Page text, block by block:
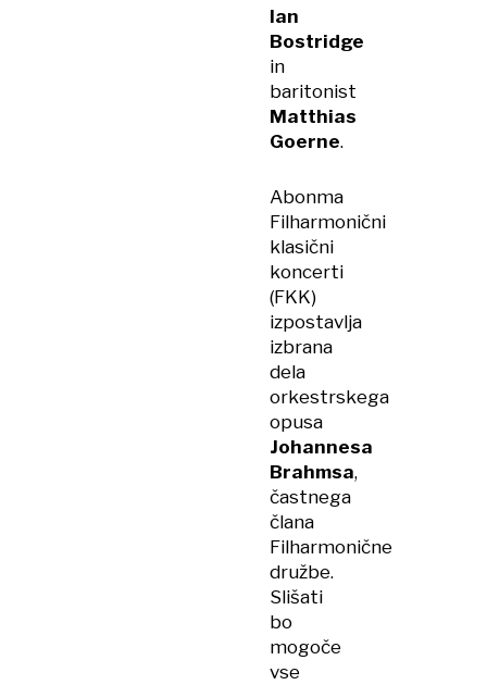
Ian
Bostridge
in
baritonist
Matthias
Goerne.
Abonma
Filharmonični
klasični
koncerti
(FKK)
izpostavlja
izbrana
dela
orkestrskega
opusa
Johannesa
Brahmsa,
častnega
člana
Filharmonične
družbe.
Slišati
bo
mogoče
vse